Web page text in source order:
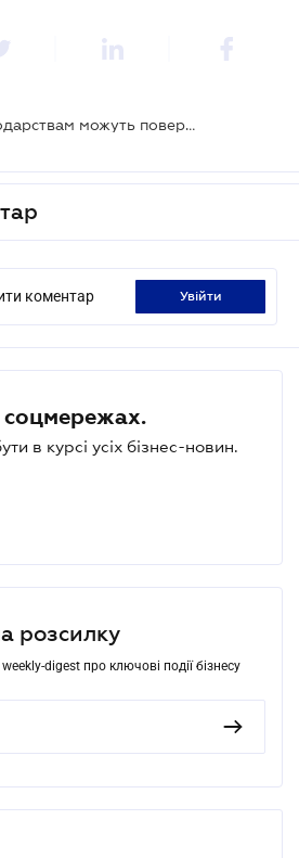
Приватним домогосподарствам можуть повернути "зелений" тариф для наземних сонячних електростанцій
коментар увійти
соцмережах.
в курсі усіх бізнес-новин.
розсилку
digest про ключові події бізнесу